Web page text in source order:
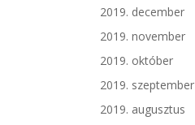
2019. december
2019. november
2019. október
2019. szeptember
2019. augusztus